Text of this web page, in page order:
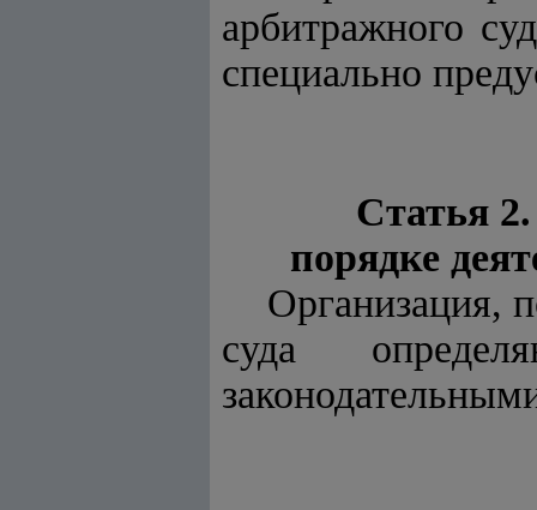
арбитражного
специально
Статья
порядке
Организация,
суда